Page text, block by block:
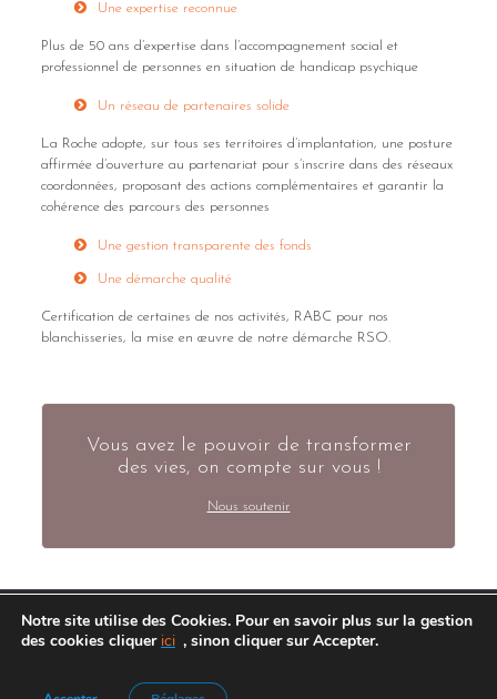
Une expertise reconnue
Plus de 50 ans d’expertise dans l’accompagnement social et
professionnel de personnes en situation de handicap psychique
Un réseau de partenaires solide
La Roche adopte, sur tous ses territoires d’implantation, une posture
affirmée d’ouverture au partenariat pour s’inscrire dans des réseaux
coordonnées, proposant des actions complémentaires et garantir la
cohérence des parcours des personnes
Une gestion transparente des fonds
Une démarche qualité
Certification de certaines de nos activités, RABC pour nos
blanchisseries, la mise en œuvre de notre démarche RSO.
Vous avez le pouvoir de transformer
des vies, on compte sur vous !
Nous soutenir
Agence de Communication :
Notre site utilise des Cookies. Pour en savoir plus sur la gestion
des cookies cliquer ici , sinon cliquer sur Accepter.